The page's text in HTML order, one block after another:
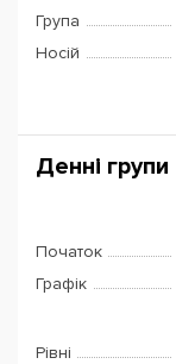
Група
Носій
Денні групи
Початок
Графік
Рівні